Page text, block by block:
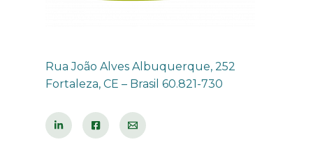
Rua João Alves Albuquerque, 252
Fortaleza, CE – Brasil 60.821-730